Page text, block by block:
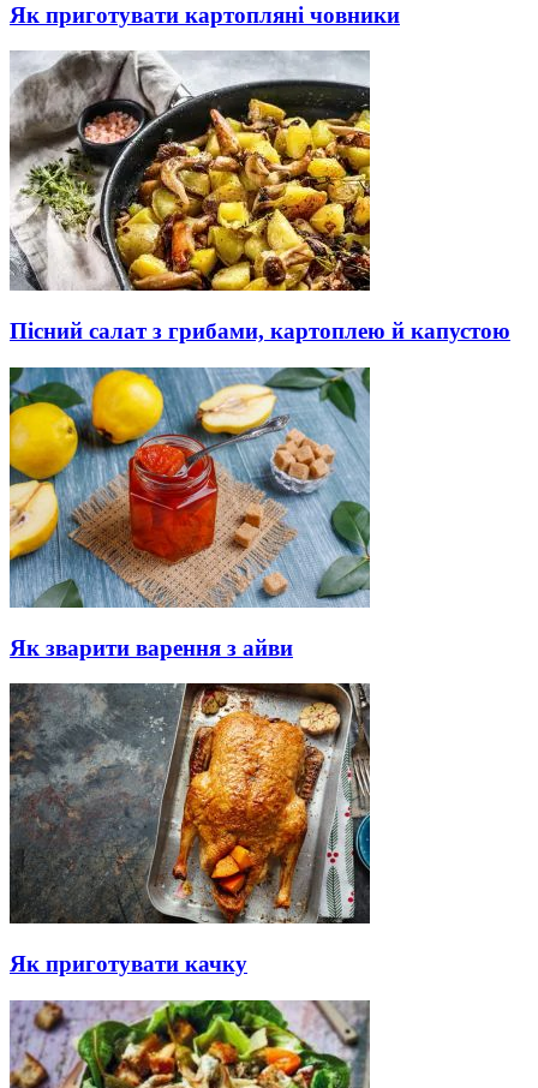
Як приготувати картопляні човники
Пісний салат з грибами, картоплею й капустою
Як зварити варення з айви
Як приготувати качку